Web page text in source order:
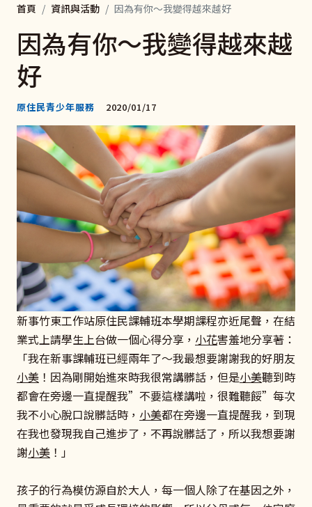
首頁 資訊與活動 因為有你～我變得越來越好
因為有你～我變得越來越
好
原住民青少年服務 2020/01/17
新事竹東工作站原住民課輔班本學期課程亦近尾聲，在結
業式上請學生上台做一個心得分享， 小花害羞地分享著：
「我在新事課輔班已經兩年了～我最想要謝謝我的好朋友
小美 ！因為剛開始進來時我很常講髒話，但是小美聽到時
都會在旁邊一直提醒我”不要這樣講啦，很難聽餒”每次
我不小心脫口說髒話時， 小美都在旁邊一直提醒我，到現
在我也發現我自己進步了，不再說髒話了，所以我想要謝
謝小美 ！」
孩子的行為模仿源自於大人，每一個人除了在基因之外，